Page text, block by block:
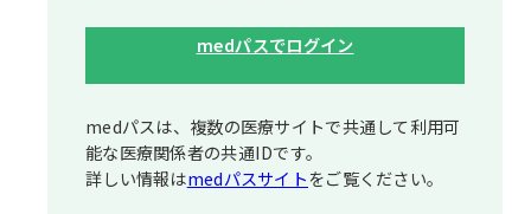
medパスでログイン
medパスは、複数の医療サイトで共通して利⽤可
能な医療関係者の共通IDです。
詳しい情報はmedパスサイトをご覧ください。